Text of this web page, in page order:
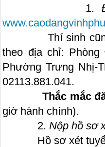
1.
Thí sinh cũng có
theo địa chỉ:
Phường Trưng Nhị-
02113.881.041.
Thắc mắc
giờ hành chính).
2. Nộp hồ sơ
Hồ sơ xét tuyển